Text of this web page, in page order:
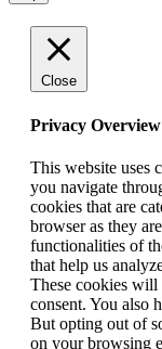
Close
Privacy Overview
This website uses
you navigate
cookies that are
browser as they
functionalities of
that help us
These cookies
consent. You also
But opting out of
on your browsing